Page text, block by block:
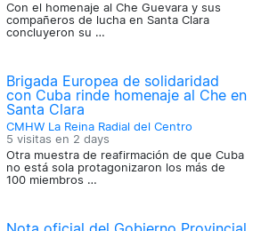
Con el homenaje al Che Guevara y sus
compañeros de lucha en Santa Clara
concluyeron su …
Brigada Europea de solidaridad
con Cuba rinde homenaje al Che en
Santa Clara
CMHW La Reina Radial del Centro
5 visitas en 2 days
Otra muestra de reafirmación de que Cuba
no está sola protagonizaron los más de
100 miembros …